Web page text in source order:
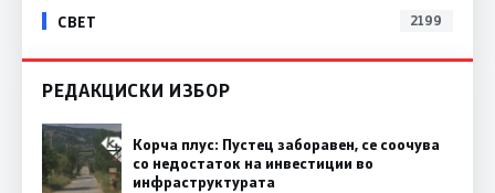
СВЕТ 2199
РЕДАКЦИСКИ ИЗБОР
Корча плус: Пустец заборавен, се соочува
со недостаток на инвестиции во
инфраструктурата